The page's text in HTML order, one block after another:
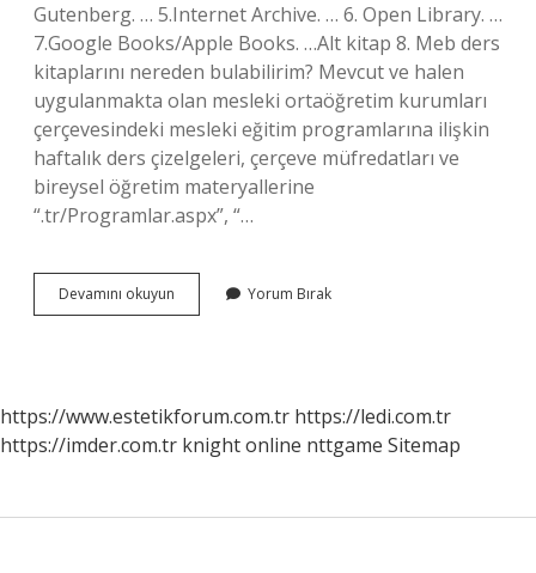
Gutenberg. … 5.Internet Archive. … 6. Open Library. …
7.Google Books/Apple Books. …Alt kitap 8. Meb ders
kitaplarını nereden bulabilirim? Mevcut ve halen
uygulanmakta olan mesleki ortaöğretim kurumları
çerçevesindeki mesleki eğitim programlarına ilişkin
haftalık ders çizelgeleri, çerçeve müfredatları ve
bireysel öğretim materyallerine
“.tr/Programlar.aspx”, “…
Devamını okuyun
Kitapların
Yorum Bırak
https://www.estetikforum.com.tr https://ledi.com.tr
https://imder.com.tr knight online nttgame Sitemap